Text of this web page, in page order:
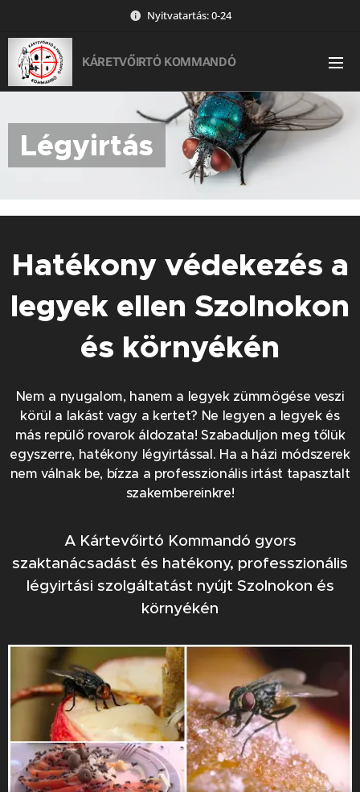
Nyitvatartás: 0-24
KÁRETVŐIRTÓ KOMMANDÓ
Légyirtás
Hatékony védekezés a
legyek ellen Szolnokon
és környékén
Nem a nyugalom, hanem a legyek zümmögése veszi
körül a lakást vagy a kertet? Ne legyen a legyek és
más repülő rovarok áldozata! Szabaduljon meg tőlük
egyszerre, hatékony légyirtással. Ha a házi módszerek
nem válnak be, bízza a professzionális irtást tapasztalt
szakembereinkre!
A Kártevőirtó Kommandó gyors
szaktanácsadást és hatékony, professzionális
légyirtási szolgáltatást nyújt Szolnokon és
környékén